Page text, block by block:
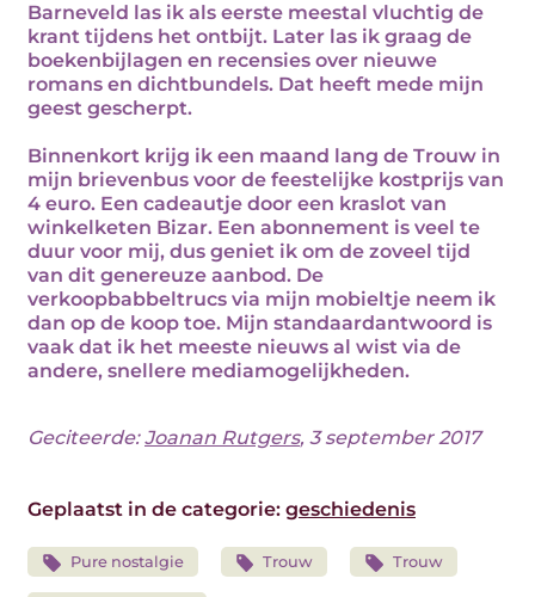
Barneveld las ik als eerste meestal vluchtig de
krant tijdens het ontbijt. Later las ik graag de
boekenbijlagen en recensies over nieuwe
romans en dichtbundels. Dat heeft mede mijn
geest gescherpt.
Binnenkort krijg ik een maand lang de Trouw in
mijn brievenbus voor de feestelijke kostprijs van
4 euro. Een cadeautje door een kraslot van
winkelketen Bizar. Een abonnement is veel te
duur voor mij, dus geniet ik om de zoveel tijd
van dit genereuze aanbod. De
verkoopbabbeltrucs via mijn mobieltje neem ik
dan op de koop toe. Mijn standaardantwoord is
vaak dat ik het meeste nieuws al wist via de
andere, snellere mediamogelijkheden.
Geciteerde:Joanan Rutgers, 3 september 2017
Geplaatst in de categorie: geschiedenis
Pure nostalgie Trouw Trouw